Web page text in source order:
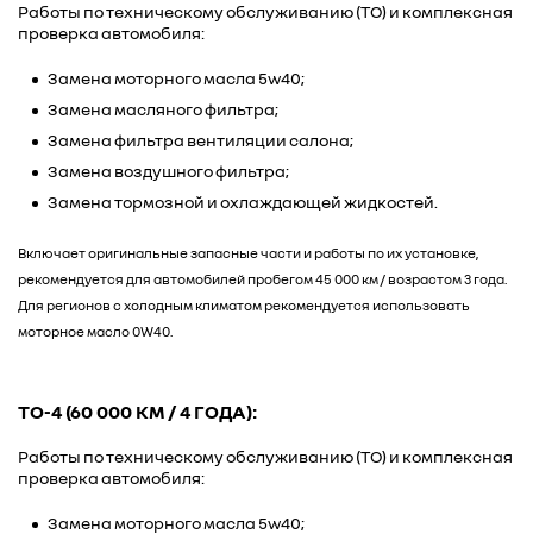
Работы по техническому обслуживанию (ТО) и комплексная
проверка автомобиля:
Замена моторного масла 5w40;
Замена масляного фильтра;
Замена фильтра вентиляции салона;
Замена воздушного фильтра;
Замена тормозной и охлаждающей жидкостей.
Включает оригинальные запасные части и работы по их установке,
рекомендуется для автомобилей пробегом 45 000 км / возрастом 3 года.
Для регионов с холодным климатом рекомендуется использовать
моторное масло 0W40.
ТО-4 (60 000 КМ / 4 ГОДА):
Работы по техническому обслуживанию (ТО) и комплексная
проверка автомобиля:
Замена моторного масла 5w40;